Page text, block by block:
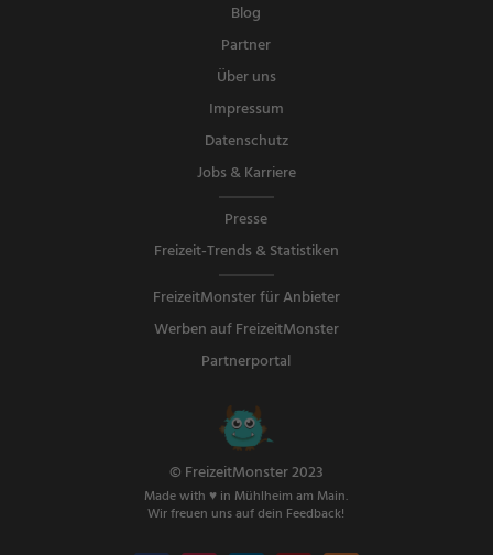
Blog
Partner
Über uns
Impressum
Datenschutz
Jobs & Karriere
Presse
Freizeit-Trends & Statistiken
FreizeitMonster für Anbieter
Werben auf FreizeitMonster
Partnerportal
© FreizeitMonster 2023
Made with ♥ in Mühlheim am Main.
Wir freuen uns auf dein Feedback!